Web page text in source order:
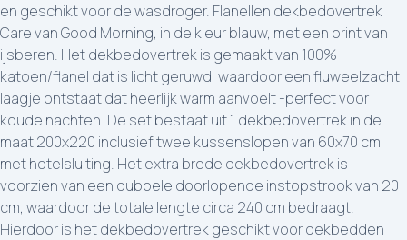
en geschikt voor de wasdroger. Flanellen dekbedovertrek
Care van Good Morning, in de kleur blauw, met een print van
ijsberen. Het dekbedovertrek is gemaakt van 100%
katoen/flanel dat is licht geruwd, waardoor een fluweelzacht
laagje ontstaat dat heerlijk warm aanvoelt -perfect voor
koude nachten. De set bestaat uit 1 dekbedovertrek in de
maat 200x220 inclusief twee kussenslopen van 60x70 cm
met hotelsluiting. Het extra brede dekbedovertrek is
voorzien van een dubbele doorlopende instopstrook van 20
cm, waardoor de totale lengte circa 240 cm bedraagt.
Hierdoor is het dekbedovertrek geschikt voor dekbedden